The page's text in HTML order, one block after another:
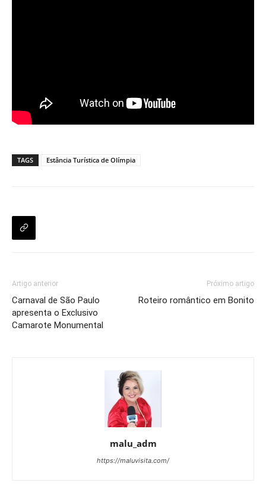
TAGS Estância Turística de Olímpia
Artigo anterior
Carnaval de São Paulo
apresenta o Exclusivo
Camarote Monumental
Próximo artigo
Roteiro romântico em Bonito
malu_adm
https://maluvisita.com/